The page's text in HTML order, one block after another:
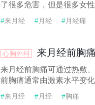
了很多危害，但是很多女
#来月经 #月经 #月经痛
心胸外科 来月经前胸
来月经前胸痛可通过热敷
前胸痛通常由激素水平变
#来月经 #月经 #胸痛